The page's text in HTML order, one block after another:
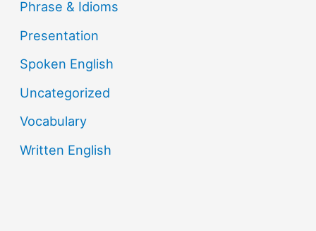
Phrase & Idioms
Presentation
Spoken English
Uncategorized
Vocabulary
Written English